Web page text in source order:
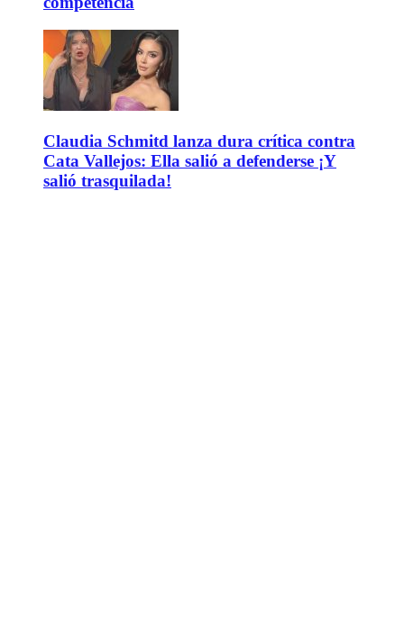
Claudia Schmitd lanza dura crítica contra
Cata Vallejos: Ella salió a defenderse ¡Y
salió trasquilada!